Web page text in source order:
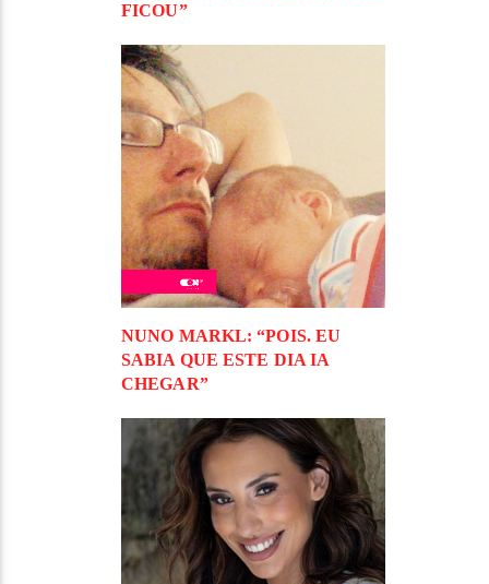
FICOU”
NUNO MARKL: “POIS. EU
SABIA QUE ESTE DIA IA
CHEGAR”